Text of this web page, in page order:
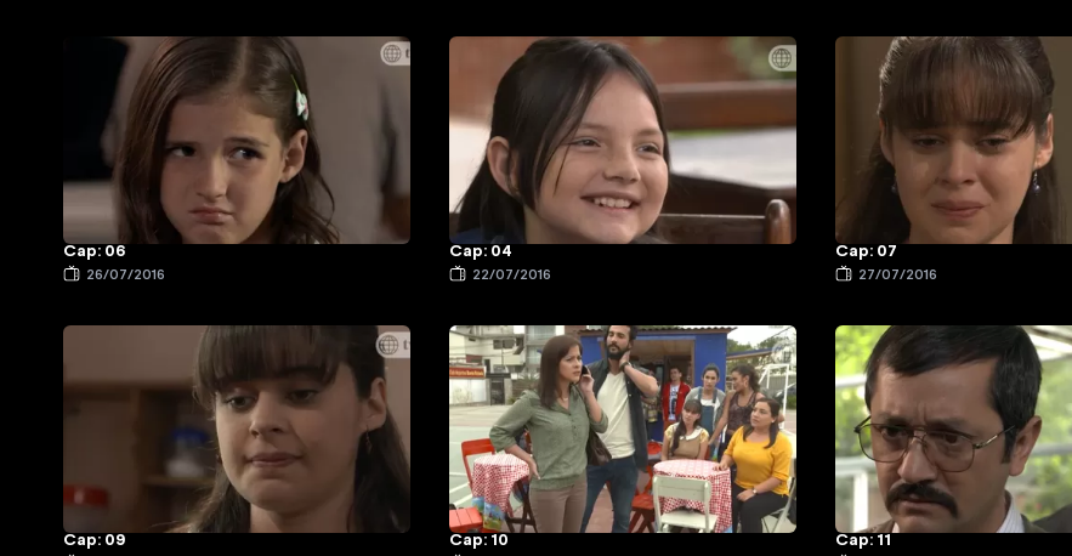
Cap: 06
26/07/2016
Cap: 04
22/07/2016
Cap: 07
27/07/2016
Cap: 09 Cap: 10 Cap: 11